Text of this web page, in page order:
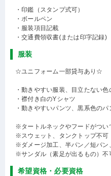
・印鑑（スタンプ式可）
・ボールペン
・服装項目記載
・交通費領収書(または印字記録)
服装
☆ユニフォーム一部貸与あり☆
・動きやすい服装、目立たない色
・襟付き白のYシャツ
・動きやすいパンツ、黒系色のパ
※タートルネックやフードがつい
※スウェット、タンクトップ不可
※ダメージ加工、半パン／短パン
※サンダル（素足が出るもの）不
希望資格・必要資格